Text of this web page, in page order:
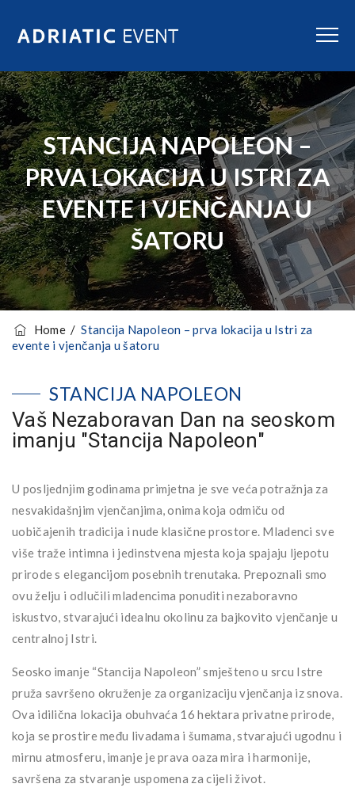
STANCIJA NAPOLEON –
PRVA LOKACIJA U ISTRI ZA
EVENTE I VJENČANJA U
ŠATORU
Home/Stancija Napoleon – prva lokacija u Istri za
evente i vjenčanja u šatoru
STANCIJA NAPOLEON
Vaš Nezaboravan Dan na seoskom
imanju "Stancija Napoleon"
U posljednjim godinama primjetna je sve veća potražnja za
nesvakidašnjim vjenčanjima, onima koja odmiču od
uobičajenih tradicija i nude klasične prostore. Mladenci sve
više traže intimna i jedinstvena mjesta koja spajaju ljepotu
prirode s elegancijom posebnih trenutaka. Prepoznali smo
ovu želju i odlučili mladencima ponuditi nezaboravno
iskustvo, stvarajući idealnu okolinu za bajkovito vjenčanje u
centralnoj Istri.
Seosko imanje “Stancija Napoleon” smješteno u srcu Istre
pruža savršeno okruženje za organizaciju vjenčanja iz snova.
Ova idilična lokacija obuhvaća 16 hektara privatne prirode,
koja se prostire među livadama i šumama, stvarajući ugodnu i
mirnu atmosferu, imanje je prava oaza mira i harmonije,
savršena za stvaranje uspomena za cijeli život.